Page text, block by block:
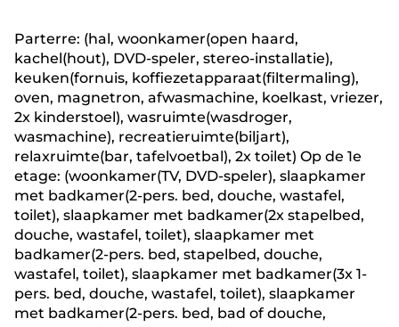
Parterre: (hal, woonkamer(open haard,
kachel(hout), DVD-speler, stereo-installatie),
keuken(fornuis, koffiezetapparaat(filtermaling),
oven, magnetron, afwasmachine, koelkast, vriezer,
2x kinderstoel), wasruimte(wasdroger,
wasmachine), recreatieruimte(biljart),
relaxruimte(bar, tafelvoetbal), 2x toilet) Op de 1e
etage: (woonkamer(TV, DVD-speler), slaapkamer
met badkamer(2-pers. bed, douche, wastafel,
toilet), slaapkamer met badkamer(2x stapelbed,
douche, wastafel, toilet), slaapkamer met
badkamer(2-pers. bed, stapelbed, douche,
wastafel, toilet), slaapkamer met badkamer(3x 1-
pers. bed, douche, wastafel, toilet), slaapkamer
met badkamer(2-pers. bed, bad of douche,